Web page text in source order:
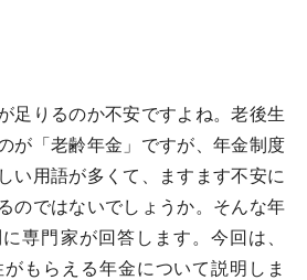
足りるのか不安ですよね。老後生
が「老齢年金」ですが、年金制度
い用語が多くて、ますます不安に
のではないでしょうか。そんな年
専門家が回答します。今回は、
もらえる年金について説明しま